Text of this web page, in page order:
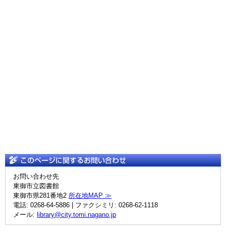
お問い合わせ先
東御市立図書館
東御市県281番地2 所在地MAP ≫
電話: 0268-64-5886 | ファクシミリ: 0268-62-1118
メール: library@city.tomi.nagano.jp